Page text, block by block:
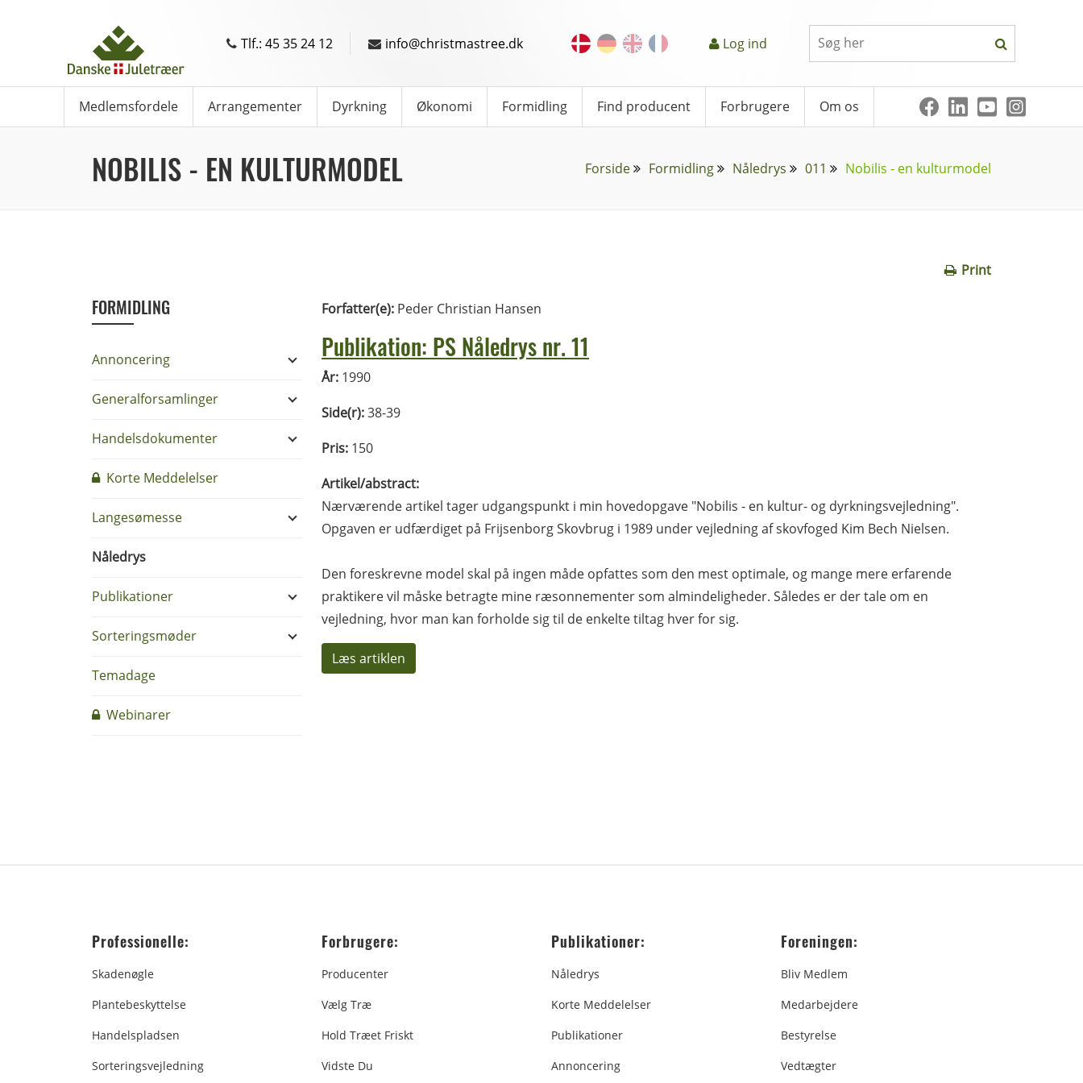
Tlf.: 45 35 24 12 info@christmastree.dk Log ind
Medlemsfordele Arrangementer Dyrkning Økonomi Formidling Find producent Forbrugere Om os
NOBILIS - EN KULTURMODEL Forside Formidling Nåledrys 011 Nobilis - en kulturmodel
Print
FORMIDLING
Annoncering
Generalforsamlinger
Handelsdokumenter
Korte Meddelelser
Langesømesse
Nåledrys
Publikationer
Sorteringsmøder
Temadage
Webinarer
Forfatter(e): Peder Christian Hansen
Publikation: PS Nåledrys nr. 11
År: 1990
Side(r):38-39
Pris: 150
Artikel/abstract:
Nærværende artikel tager udgangspunkt i min hovedopgave "Nobilis - en kultur- og dyrkningsvejledning".
Opgaven er udfærdiget på Frijsenborg Skovbrug i 1989 under vejledning af skovfoged Kim Bech Nielsen.
Den foreskrevne model skal på ingen måde opfattes som den mest optimale, og mange mere erfarende
praktikere vil måske betragte mine ræsonnementer som almindeligheder. Således er der tale om en
vejledning, hvor man kan forholde sig til de enkelte tiltag hver for sig.
Læs artiklen
Professionelle:
Skadenøgle
Plantebeskyttelse
Handelspladsen
Sorteringsvejledning
Forbrugere:
Producenter
Vælg Træ
Hold Træet Friskt
Vidste Du
Publikationer:
Nåledrys
Korte Meddelelser
Publikationer
Annoncering
Foreningen:
Bliv Medlem
Medarbejdere
Bestyrelse
Vedtægter